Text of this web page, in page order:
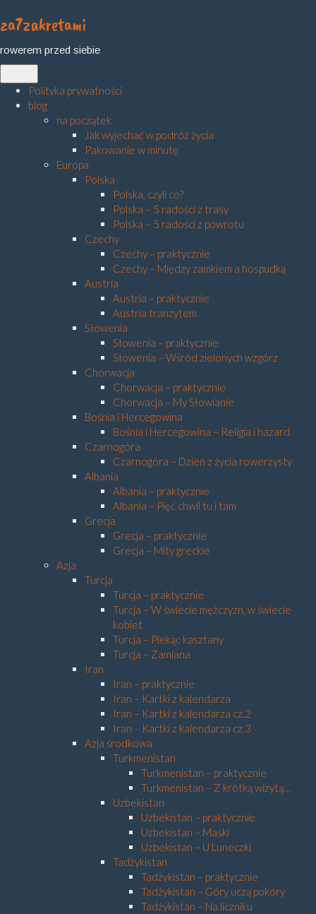
Skip
content
za7zakretami
rowerem przed siebie
Polityka prywatności
blog
na początek
Jak wyjechać w podróż życia
Pakowanie w minutę
Europa
Polska
Polska, czyli co?
Polska – 5 radości z trasy
Polska – 5 radości z powrotu
Czechy
Czechy – praktycznie
Czechy – Między zamkiem a hospudką
Austria
Austria – praktycznie
Austria tranzytem
Słowenia
Słowenia – praktycznie
Słowenia – Wśród zielonych wzgórz
Chorwacja
Chorwacja – praktycznie
Chorwacja – My Słowianie
Bośnia i Hercegowina
Bośnia i Hercegowina – Religia i hazard
Czarnogóra
Czarnogóra – Dzień z życia rowerzysty
Albania
Albania – praktycznie
Albania – Pięć chwil tu i tam
Grecja
Grecja – praktycznie
Grecja – Mity greckie
Azja
Turcja
Turcja – praktycznie
Turcja – W świecie mężczyzn, w świecie
kobiet
Turcja – Piekąc kasztany
Turcja – Zamiana
Iran
Iran – praktycznie
Iran – Kartki z kalendarza
Iran – Kartki z kalendarza cz.2
Iran – Kartki z kalendarza cz.3
Azja środkowa
Turkmenistan
Turkmenistan – praktycznie
Turkmenistan – Z krótką wizytą…
Uzbekistan
Uzbekistan – praktycznie
Uzbekistan – Maski
Uzbekistan – U Luneczki
Tadżykistan
Tadżykistan – praktycznie
Tadżykistan – Góry uczą pokory
Tadżykistan – Na liczniku